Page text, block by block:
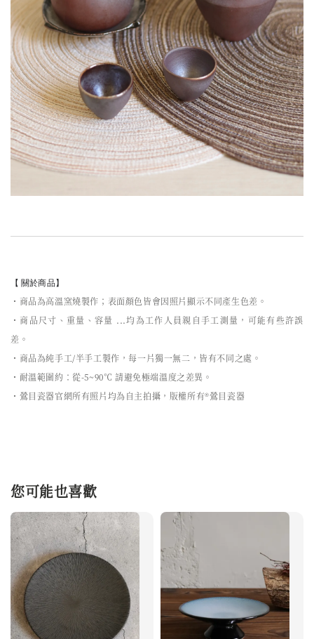
【 關於商品】
・商品為高溫窯燒製作；表面顏色皆會因照片顯示不同產生色差。
・商品尺寸、重量、容量 ...均為工作人員親自手工測量，可能有些許誤
差。
・商品為純手工/半手工製作，每一片獨一無二，皆有不同之處。
・耐溫範圍約：從-5~90℃ 請避免極端溫度之差異。
・鶯目瓷器官網所有照片均為自主拍攝，版權所有®鶯目瓷器
您可能也喜歡